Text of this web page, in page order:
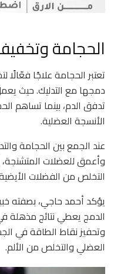
الحجامة
تعتبر الحجامة علاجًا فعّالًا
دمجها مع التدليك. حيث
تدفق الدم، بينما تساهم
الأنسجة العضلية.
عند الجمع بين الحجامة
وأعمق للعضلات
التخلص من الفضلات
يؤكد أحمد حاجي، بصفته
الدمج يعطي نتائج مذهلة
وتحفيز نقاط الطاقة في
العضلي والتخلص من الألم.